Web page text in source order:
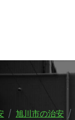
旭川市の治安